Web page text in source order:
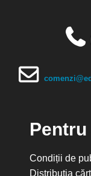
Condiții de
Distribuția